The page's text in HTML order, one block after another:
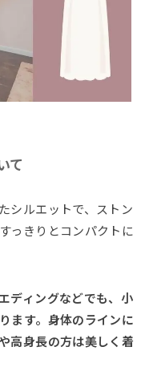
て
シルエットで、ストン
っきりとコンパクトに
ディングなどでも、小
ます。身体のラインに
高身長の方は美しく着